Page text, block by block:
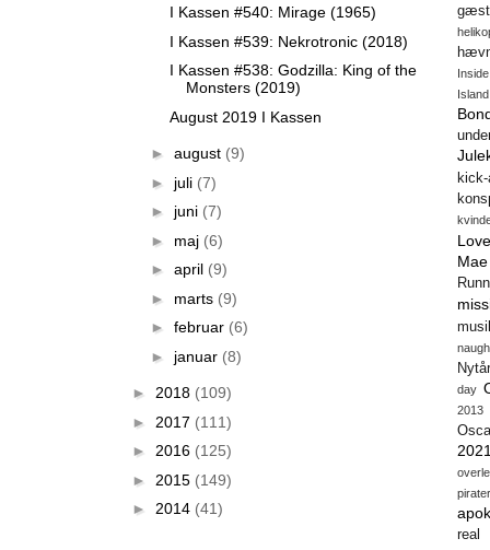
I Kassen #540: Mirage (1965)
I Kassen #539: Nekrotronic (2018)
I Kassen #538: Godzilla: King of the
Monsters (2019)
August 2019 I Kassen
► august (9)
► juli (7)
► juni (7)
► maj (6)
► april (9)
► marts (9)
► februar (6)
► januar (8)
► 2018 (109)
► 2017 (111)
► 2016 (125)
► 2015 (149)
► 2014 (41)
Island
Nytår
day
2013
pirater
real